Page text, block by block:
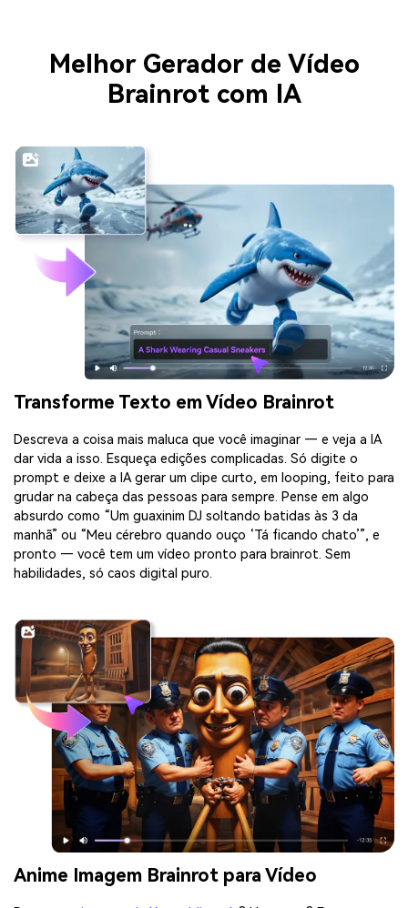
Melhor Gerador de Vídeo
Brainrot com IA
Transforme Texto em Vídeo Brainrot
Descreva a coisa mais maluca que você imaginar — e veja a IA
dar vida a isso. Esqueça edições complicadas. Só digite o
prompt e deixe a IA gerar um clipe curto, em looping, feito para
grudar na cabeça das pessoas para sempre. Pense em algo
absurdo como “Um guaxinim DJ soltando batidas às 3 da
manhã” ou “Meu cérebro quando ouço ‘Tá ficando chato’”, e
pronto — você tem um vídeo pronto para brainrot. Sem
habilidades, só caos digital puro.
Anime Imagem Brainrot para Vídeo